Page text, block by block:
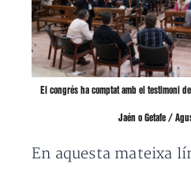
El congrés ha comptat amb el testimoni
Jaén o Getafe /
En aquesta mateixa